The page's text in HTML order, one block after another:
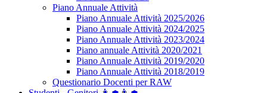
Piano Annuale Attività
Piano Annuale Attività 2025/2026
Piano Annuale Attività 2024/2025
Piano Annuale Attività 2023/2024
Piano annuale Attività 2020/2021
Piano Annuale Attività 2019/2020
Piano Annuale Attività 2018/2019
Questionario Docenti per RAW